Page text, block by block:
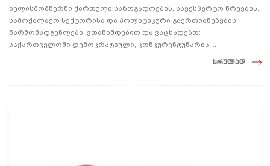
ხელისმომწერნი ქართული საზოგადოების, საექსპერტო წრეების,
სამოქალაქო სექტორისა და პოლიტიკური გაერთიანებების
წარმომადგენლები ვთანხმდებით და ვაცხადებთ:
საქართველოში დემოკრატიული, კონკურენტუნარია ...
სრულად